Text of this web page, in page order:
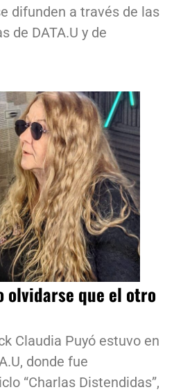
difunden a través de las
de DATA.U y de
olvidarse que el otro
Claudia Puyó estuvo en
donde fue
“Charlas Distendidas”,